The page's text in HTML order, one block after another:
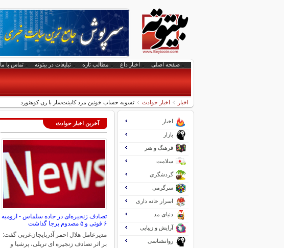
صفحه اصلی اخبار داغ مطالب تازه تبلیغات در بیتوته تماس با ما
اخبار اخبار حوادث تسویه حساب خونین مرد کابینت‌ساز با زن کوهنورد
آخرین اخبار حوادث
تصادف زنجیره‌ای در جاده سلماس - ارومیه
۶ فوتی و ۵ مصدوم برجا گذاشت
مدیرعامل هلال احمر آذربایجان‌غربی گفت:
بر اثر تصادف زنجیره ای تریلی، پرشیا و
اخبار
بازار
فرهنگ و هنر
سلامت
گردشگری
سرگرمی
اسرار خانه داری
دنیای مد
آرایش و زیبایی
روانشناسی